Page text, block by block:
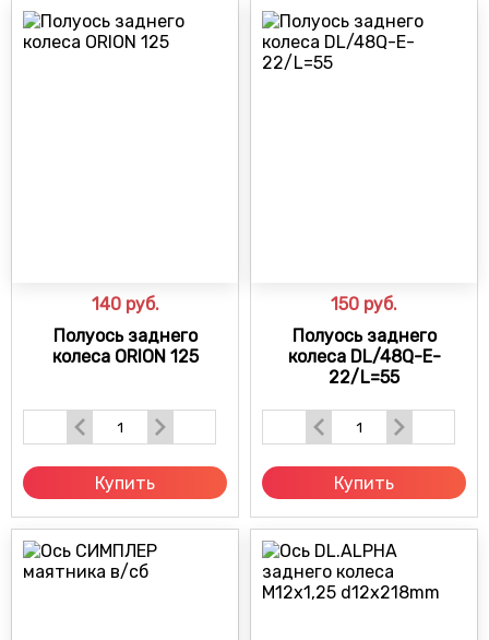
140 руб.
Полуось заднего
колеса ORION 125
Купить
150 руб.
Полуось заднего
колеса DL/48Q-E-
22/L=55
Купить